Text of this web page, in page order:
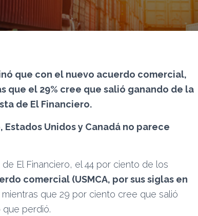
que con el nuevo acuerdo comercial,
que el 29% cree que salió ganando de la
de El Financiero.
Estados Unidos y Canadá no parece
El Financiero, el 44 por ciento de los
comercial (USMCA, por sus siglas en
mientras que 29 por ciento cree que salió
que perdió.